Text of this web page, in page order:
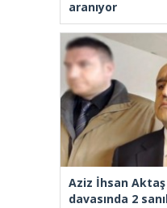
aranıyor
Aziz İhsan
davasında 2